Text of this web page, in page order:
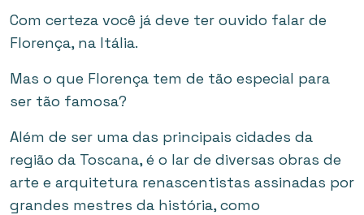
Com certeza você já deve ter ouvido falar de
Florença, na Itália.
Mas o que Florença tem de tão especial para
ser tão famosa?
Além de ser uma das principais cidades da
região da Toscana, é o lar de diversas obras de
arte e arquitetura renascentistas assinadas por
grandes mestres da história, como